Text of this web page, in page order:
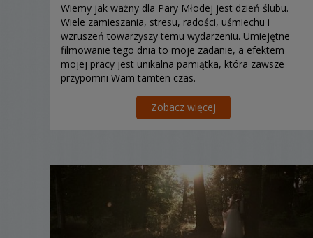
Wiemy jak ważny dla Pary Młodej jest dzień ślubu.
Wiele zamieszania, stresu, radości, uśmiechu i
wzruszeń towarzyszy temu wydarzeniu. Umiejętne
filmowanie tego dnia to moje zadanie, a efektem
mojej pracy jest unikalna pamiątka, która zawsze
przypomni Wam tamten czas.
Zobacz więcej